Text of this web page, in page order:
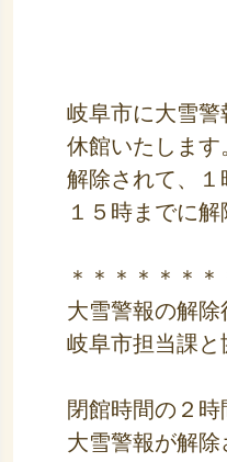
岐阜市に大雪
休館いたします
解除されて、
１５時までに
＊＊＊＊＊＊
大雪警報の解
岐阜市担当課
閉館時間の２
大雪警報が解